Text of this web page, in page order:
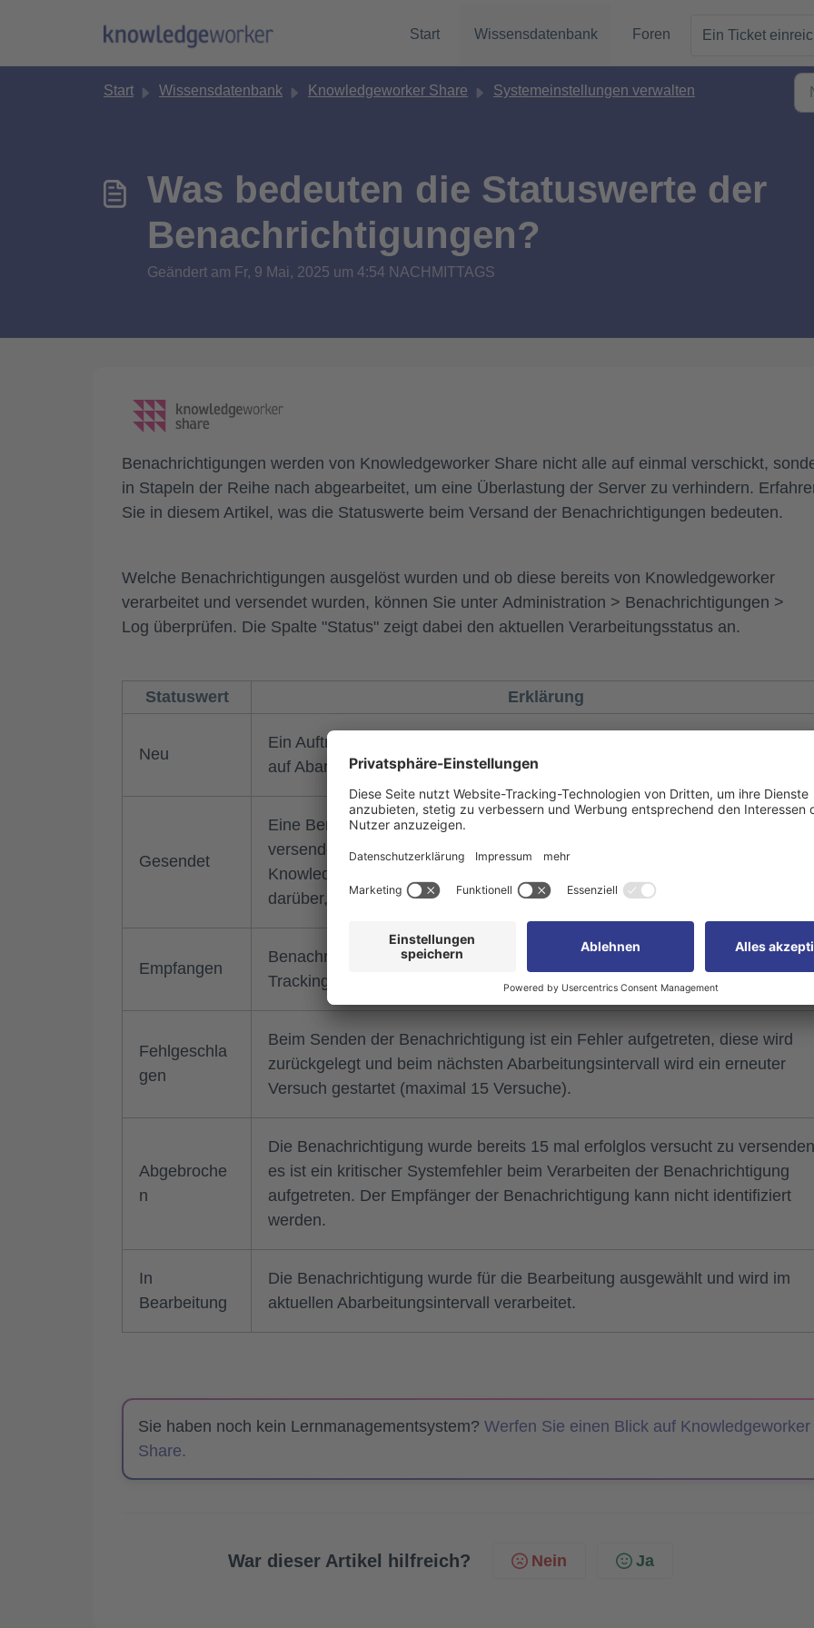
Start
Wissensdatenbank Foren Ein Ticket
Start Wissensdatenbank Knowledgeworker Share Systemeinstellungen verwalten
Was bedeuten die Statuswerte der
Benachrichtigungen?
Geändert am Fr, 9 Mai, 2025 um 4:54 NACHMITTAGS
Benachrichtigungen werden von Knowledgeworker Share nicht alle auf einmal verschickt,
in Stapeln der Reihe nach abgearbeitet, um eine Überlastung der Server zu verhindern.
Sie in diesem Artikel, was die Statuswerte beim Versand der Benachrichtigungen bedeuten.
Welche Benachrichtigungen ausgelöst wurden und ob diese bereits von Knowledgeworker
verarbeitet und versendet wurden, können Sie unter Administration > Benachrichtigungen >
Log überprüfen. Die Spalte "Status" zeigt dabei den aktuellen Verarbeitungsstatus an.
Statuswert Erklärung
Neu
Ein Auftrag zum Versenden einer Benachrichtigung wurde erstellt und
auf Abarbeitung.
Gesendet
Eine Benachrichtigung wurde auf dem definierten Kanal erfolgreich
versendet. Erfolgreich bedeutet, dass beim Versenden kein Fehler im
Knowledgeworker Share aufgetreten ist. Dies trifft jedoch keine Aussage
darüber, ob eine Benachrichtigung beim Empfänger angekommen ist.
Empfangen
Benachrichtigung wurde vom Nutzer empfangen (z.B. bei Verwendung
Trackingpixels in der E-Mail).
Fehlgeschla
gen
Beim Senden der Benachrichtigung ist ein Fehler aufgetreten, diese wird
zurückgelegt und beim nächsten Abarbeitungsintervall wird ein erneuter
Versuch gestartet (maximal 15 Versuche).
Abgebroche
n
Die Benachrichtigung wurde bereits 15 mal erfolglos versucht zu
es ist ein kritischer Systemfehler beim Verarbeiten der Benachrichtigung
aufgetreten. Der Empfänger der Benachrichtigung kann nicht identifiziert
werden.
In
Bearbeitung
Die Benachrichtigung wurde für die Bearbeitung ausgewählt und wird im
aktuellen Abarbeitungsintervall verarbeitet.
Sie haben noch kein Lernmanagementsystem? Werfen Sie einen Blick auf Knowledgeworker
Share.
War dieser Artikel hilfreich? Nein Ja